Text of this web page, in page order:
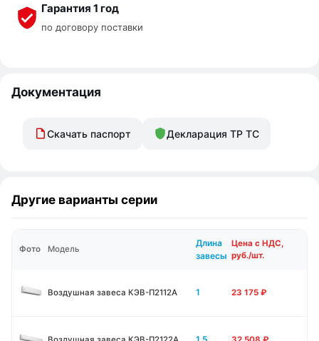
Гарантия 1 год
по договору поставки
Документация
Скачать паспорт Декларация ТР ТС
Другие варианты серии
Фото Модель
Длина
завесы
Цена с НДС,
руб./шт.
Воздушная завеса КЭВ-П2112А 1 23 175 ₽